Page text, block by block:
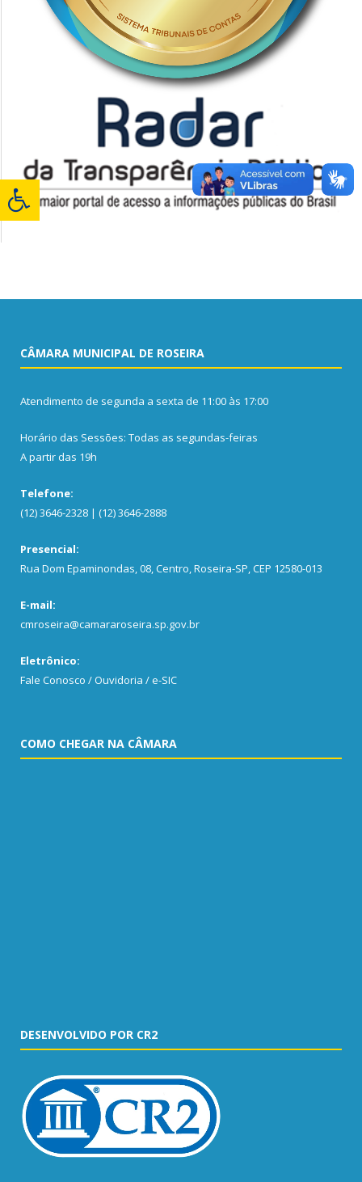
CÂMARA MUNICIPAL DE ROSEIRA
Atendimento de segunda a sexta de 11:00 às 17:00
Horário das Sessões: Todas as segundas-feiras
A partir das 19h
Telefone:
(12) 3646-2328 | (12) 3646-2888
Presencial:
Rua Dom Epaminondas, 08, Centro, Roseira-SP, CEP 12580-013
E-mail:
cmroseira@camararoseira.sp.gov.br
Eletrônico:
Fale Conosco / Ouvidoria / e-SIC
COMO CHEGAR NA CÂMARA
DESENVOLVIDO POR CR2